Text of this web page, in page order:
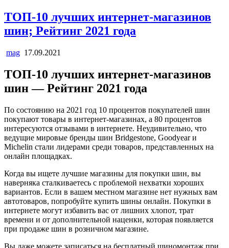
ТОП-10 лучших интернет-магазинов
шин; Рейтинг 2021 года
mag 17.09.2021
ТОП-10 лучших интернет-магазинов
шин — Рейтинг 2021 года
По состоянию на 2021 год 10 процентов покупателей шин
покупают товары в интернет-магазинах, а 80 процентов
интересуются отзывами в интернете. Неудивительно, что
ведущие мировые бренды шин Bridgestone, Goodyear и
Michelin стали лидерами среди товаров, представленных на
онлайн площадках.
Когда вы ищете лучшие магазины для покупки шин, вы
наверняка сталкиваетесь с проблемой нехватки хороших
вариантов. Если в вашем местном магазине нет нужных вам
автотоваров, попробуйте купить шины онлайн. Покупки в
интернете могут избавить вас от лишних хлопот, трат
времени и от дополнительной наценки, которая появляется
при продаже шин в розничном магазине.
Вы даже можете записаться на бесплатный шиномонтаж при